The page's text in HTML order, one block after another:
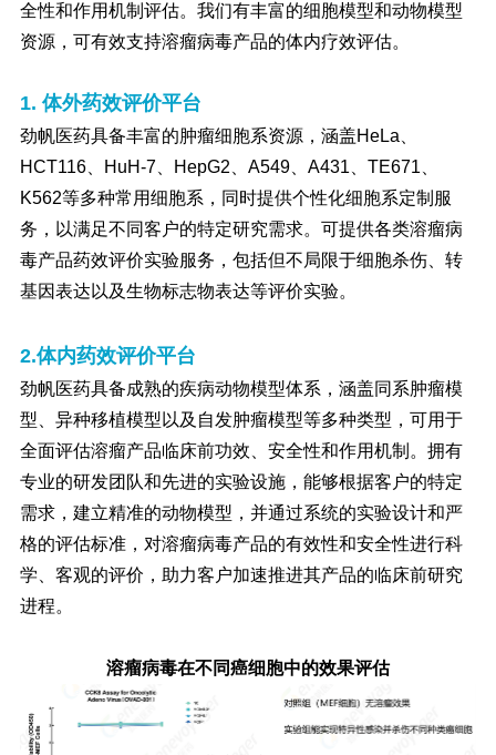
全性和作用机制评估。我们有丰富的细胞模型和动物模型
资源，可有效支持溶瘤病毒产品的体内疗效评估。
1. 体外药效评价平台
劲帆医药具备丰富的肿瘤细胞系资源，涵盖HeLa、
HCT116、HuH-7、HepG2、A549、A431、TE671、
K562等多种常用细胞系，同时提供个性化细胞系定制服
务，以满足不同客户的特定研究需求。可提供各类溶瘤病
毒产品药效评价实验服务，包括但不局限于细胞杀伤、转
基因表达以及生物标志物表达等评价实验。
2.体内药效评价平台
劲帆医药具备成熟的疾病动物模型体系，涵盖同系肿瘤模
型、异种移植模型以及自发肿瘤模型等多种类型，可用于
全面评估溶瘤产品临床前功效、安全性和作用机制。拥有
专业的研发团队和先进的实验设施，能够根据客户的特定
需求，建立精准的动物模型，并通过系统的实验设计和严
格的评估标准，对溶瘤病毒产品的有效性和安全性进行科
学、客观的评价，助力客户加速推进其产品的临床前研究
进程。
溶瘤病毒在不同癌细胞中的效果评估